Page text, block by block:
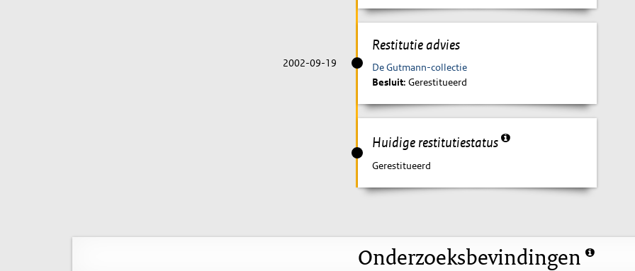
Restitutie advies
2002-09-19
De Gutmann-collectie
Besluit: Gerestitueerd
Huidige restitutiestatus
Gerestitueerd
Onderzoeksbevindingen